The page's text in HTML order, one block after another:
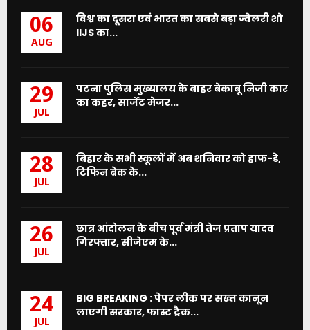
06
AUG
विश्व का दूसरा एवं भारत का सबसे बड़ा ज्वेलरी शो
IIJS का...
29
JUL
पटना पुलिस मुख्यालय के बाहर बेकाबू निजी कार
का कहर, सार्जेंट मेजर...
28
JUL
बिहार के सभी स्कूलों में अब शनिवार को हाफ-डे,
टिफिन ब्रेक के...
26
JUL
छात्र आंदोलन के बीच पूर्व मंत्री तेज प्रताप यादव
गिरफ्तार, सीजेएम के...
24
JUL
BIG BREAKING : पेपर लीक पर सख्त कानून
लाएगी सरकार, फास्ट ट्रैक...